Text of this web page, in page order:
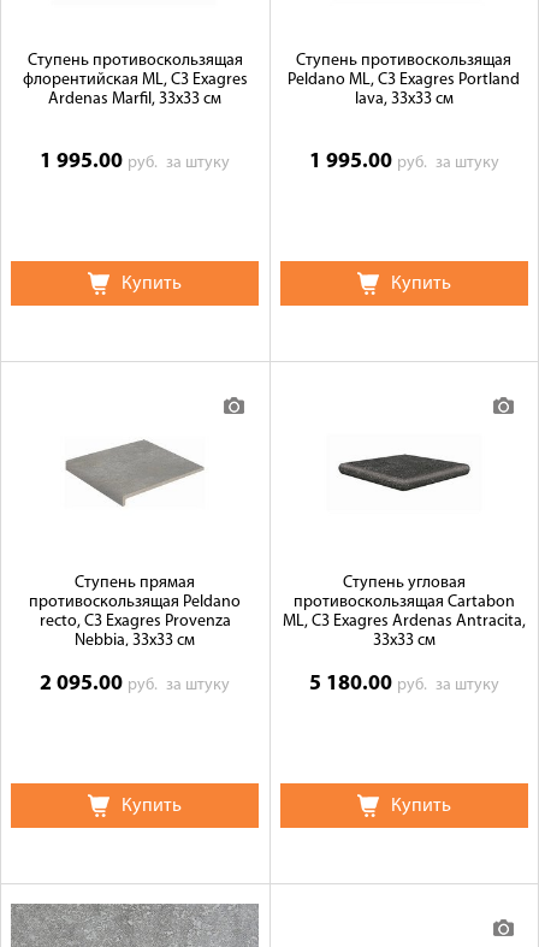
Ступень противоскользящая
флорентийская ML, C3 Exagres
Ardenas Marfil, 33x33 см
1 995.00 руб.за штуку
Купить
Ступень противоскользящая
Peldano ML, C3 Exagres Portland
lava, 33x33 см
1 995.00 руб. за штуку
Купить
Ступень прямая
противоскользящая Peldano
recto, C3 Exagres Provenza
Nebbia, 33x33 см
2 095.00 руб.за штуку
Купить
Ступень угловая
противоскользящая Cartabon
ML, C3 Exagres Ardenas Antracita,
33x33 см
5 180.00 руб. за штуку
Купить